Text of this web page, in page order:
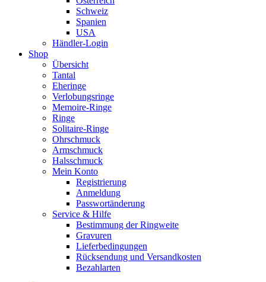
Schweiz
Spanien
USA
Händler-Login
Shop
Übersicht
Tantal
Eheringe
Verlobungsringe
Memoire-Ringe
Ringe
Solitaire-Ringe
Ohrschmuck
Armschmuck
Halsschmuck
Mein Konto
Registrierung
Anmeldung
Passwortänderung
Service & Hilfe
Bestimmung der Ringweite
Gravuren
Lieferbedingungen
Rücksendung und Versandkosten
Bezahlarten